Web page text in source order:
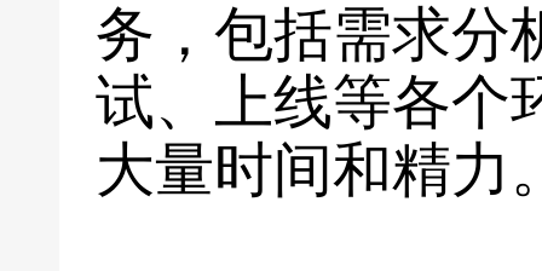
务，包括需求分
试、上线等各个
大量时间和精力